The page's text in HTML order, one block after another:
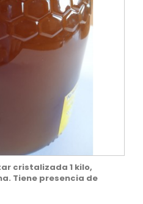
cristalizada 1 kilo,
Tiene presencia de